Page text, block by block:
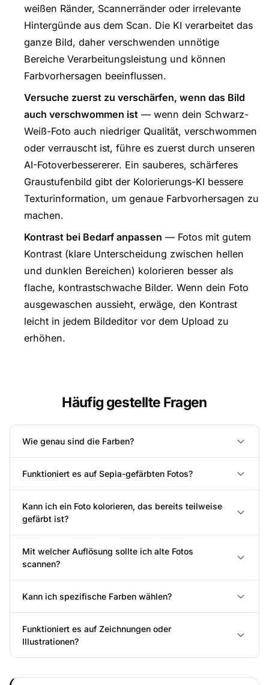
weißen Ränder, Scannerränder oder irrelevante
Hintergünde aus dem Scan. Die KI verarbeitet das
ganze Bild, daher verschwenden unnötige
Bereiche Verarbeitungsleistung und können
Farbvorhersagen beeinflussen.
Versuche zuerst zu verschärfen, wenn das Bild
auch verschwommen ist — wenn dein Schwarz-
Weiß-Foto auch niedriger Qualität, verschwommen
oder verrauscht ist, führe es zuerst durch unseren
AI-Fotoverbessererer. Ein sauberes, schärferes
Graustufenbild gibt der Kolorierungs-KI bessere
Texturinformation, um genaue Farbvorhersagen zu
machen.
Kontrast bei Bedarf anpassen — Fotos mit gutem
Kontrast (klare Unterscheidung zwischen hellen
und dunklen Bereichen) kolorieren besser als
flache, kontrastschwache Bilder. Wenn dein Foto
ausgewaschen aussieht, erwäge, den Kontrast
leicht in jedem Bildeditor vor dem Upload zu
erhöhen.
Häufig gestellte Fragen
Wie genau sind die Farben?
Funktioniert es auf Sepia-gefärbten Fotos?
Kann ich ein Foto kolorieren, das bereits teilweise
gefärbt ist?
Mit welcher Auflösung sollte ich alte Fotos
scannen?
Kann ich spezifische Farben wählen?
Funktioniert es auf Zeichnungen oder
Illustrationen?